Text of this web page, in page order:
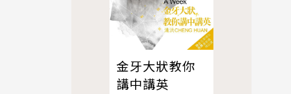
金牙大狀教你
講中講英